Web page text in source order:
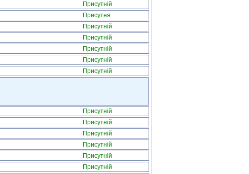
Присутній
Присутня
Присутній
Присутній
Присутній
Присутній
Присутній
Присутній
Присутній
Присутній
Присутній
Присутній
Присутній